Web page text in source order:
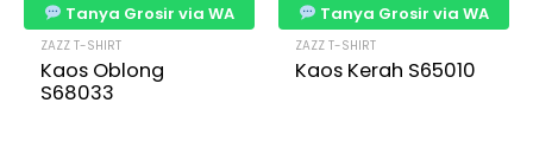
Tanya Grosir via WA
ZAZZ T-SHIRT
Kaos Oblong
S68033
Tanya Grosir via WA
ZAZZ T-SHIRT
Kaos Kerah S65010